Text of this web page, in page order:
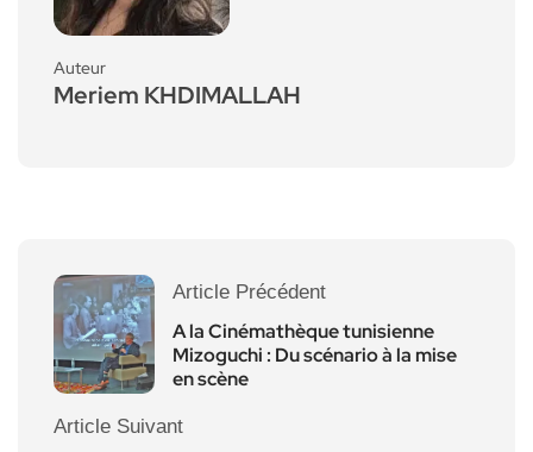
Auteur
Meriem KHDIMALLAH
Article Précédent
A la Cinémathèque tunisienne
Mizoguchi : Du scénario à la mise
en scène
Article Suivant